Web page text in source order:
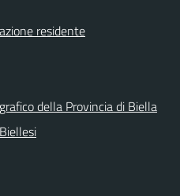
residente
della Provincia di Biella